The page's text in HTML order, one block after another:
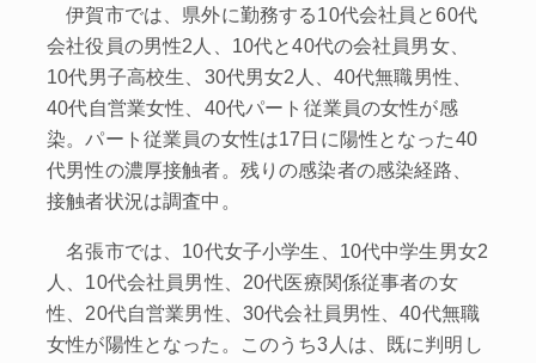
伊賀市では、県外に勤務する10代会社員と60代
会社役員の男性2人、10代と40代の会社員男女、
10代男子高校生、30代男女2人、40代無職男性、
40代自営業女性、40代パート従業員の女性が感
染。パート従業員の女性は17日に陽性となった40
代男性の濃厚接触者。残りの感染者の感染経路、
接触者状況は調査中。
名張市では、10代女子小学生、10代中学生男女2
人、10代会社員男性、20代医療関係従事者の女
性、20代自営業男性、30代会社員男性、40代無職
女性が陽性となった。このうち3人は、既に判明し